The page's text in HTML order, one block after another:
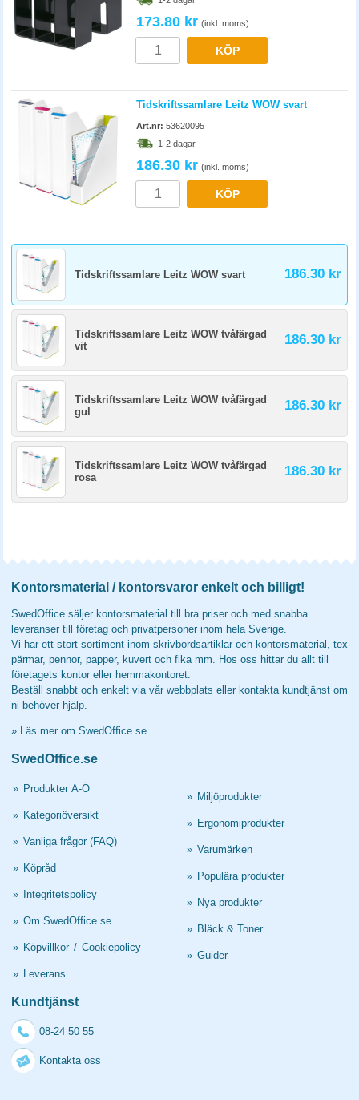
173.80 kr (inkl. moms)
KÖP
Tidskriftssamlare Leitz WOW svart
Art.nr: 53620095
1-2 dagar
186.30 kr (inkl. moms)
KÖP
Tidskriftssamlare Leitz WOW svart 186.30 kr
Tidskriftssamlare Leitz WOW tvåfärgad
vit
186.30 kr
Tidskriftssamlare Leitz WOW tvåfärgad
gul
186.30 kr
Tidskriftssamlare Leitz WOW tvåfärgad
rosa
186.30 kr
Kontorsmaterial / kontorsvaror enkelt och billigt!
SwedOffice säljer kontorsmaterial till bra priser och med snabba
leveranser till företag och privatpersoner inom hela Sverige.
Vi har ett stort sortiment inom skrivbordsartiklar och kontorsmaterial, tex
pärmar, pennor, papper, kuvert och fika mm. Hos oss hittar du allt till
företagets kontor eller hemmakontoret.
Beställ snabbt och enkelt via vår webbplats eller kontakta kundtjänst om
ni behöver hjälp.
» Läs mer om SwedOffice.se
SwedOffice.se
» Produkter A-Ö
» Kategoriöversikt
» Vanliga frågor (FAQ)
» Köpråd
» Integritetspolicy
» Om SwedOffice.se
» Köpvillkor / Cookiepolicy
» Leverans
» Miljöprodukter
» Ergonomiprodukter
» Varumärken
» Populära produkter
» Nya produkter
» Bläck & Toner
» Guider
Kundtjänst
08-24 50 55
Kontakta oss